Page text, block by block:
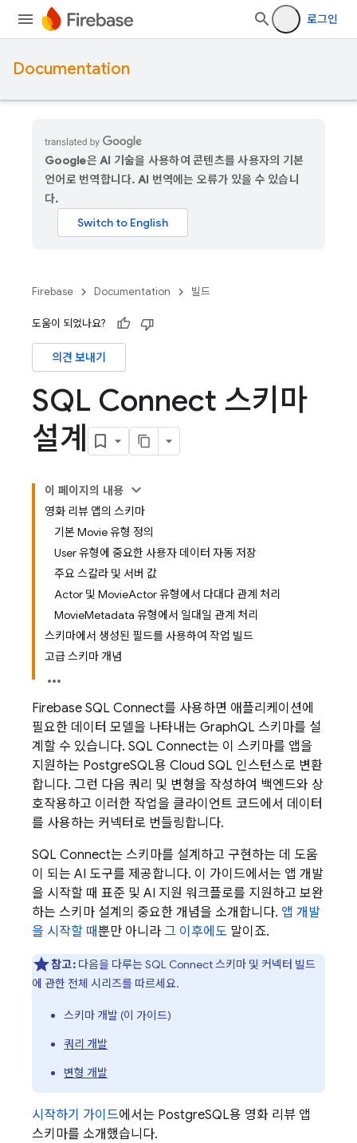
로그인
Documentation
Google은 AI 기술을 사용하여 콘텐츠를 사용자의 기본
언어로 번역합니다. AI 번역에는 오류가 있을 수 있습니
다.
Firebase Documentation 빌드
도움이 되었나요?
의견 보내기
SQL Connect 스키마
설계
이 페이지의 내용
영화 리뷰 앱의 스키마
기본 Movie 유형 정의
User 유형에 중요한 사용자 데이터 자동 저장
주요 스칼라 및 서버 값
Actor 및 MovieActor 유형에서 다대다 관계 처리
MovieMetadata 유형에서 일대일 관계 처리
스키마에서 생성된 필드를 사용하여 작업 빌드
고급 스키마 개념
Firebase SQL Connect를 사용하면 애플리케이션에
필요한 데이터 모델을 나타내는 GraphQL 스키마를 설
계할 수 있습니다. SQL Connect는 이 스키마를 앱을
지원하는 PostgreSQL용 Cloud SQL 인스턴스로 변환
합니다. 그런 다음 쿼리 및 변형을 작성하여 백엔드와 상
호작용하고 이러한 작업을 클라이언트 코드에서 데이터
를 사용하는 커넥터로 번들링합니다.
SQL Connect는 스키마를 설계하고 구현하는 데 도움
이 되는 AI 도구를 제공합니다. 이 가이드에서는 앱 개발
을 시작할 때 표준 및 AI 지원 워크플로를 지원하고 보완
하는 스키마 설계의 중요한 개념을 소개합니다. 앱 개발
을 시작할 때뿐만 아니라 그 이후에도 말이죠.
참고:다음을 다루는SQL Connect스키마 및 커넥터 빌드
에 관한 전체 시리즈를 따르세요.
스키마 개발 (이 가이드)
쿼리 개발
변형 개발
시작하기 가이드에서는 PostgreSQL용 영화 리뷰 앱
스키마를 소개했습니다.